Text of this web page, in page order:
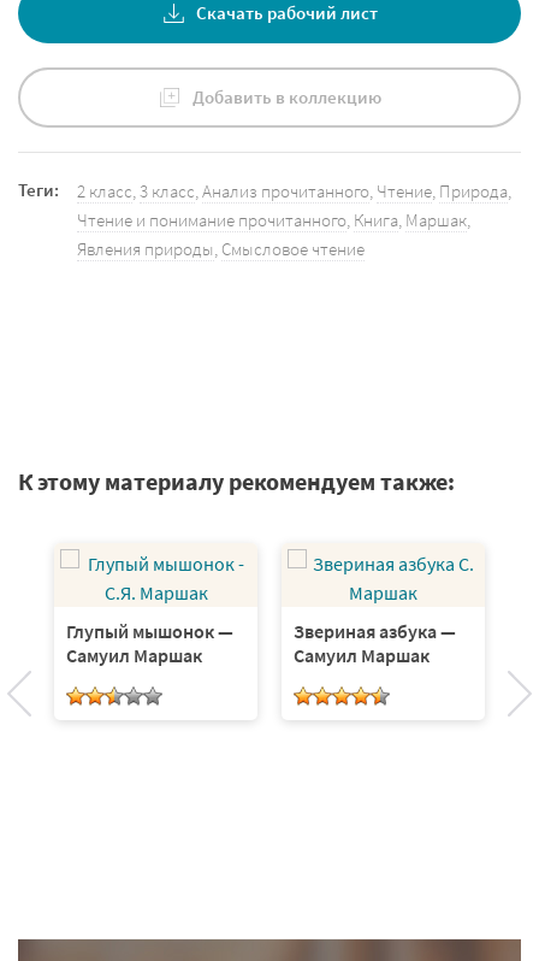
Скачать рабочий лист
Добавить в коллекцию
Теги: 2 класс,3 класс,Анализ прочитанного, Чтение, Природа,
Чтение и понимание прочитанного, Книга, Маршак,
Явления природы, Смысловое чтение
К этому материалу рекомендуем также:
Глупый мышонок —
Самуил Маршак
Звериная азбука —
Самуил Маршак